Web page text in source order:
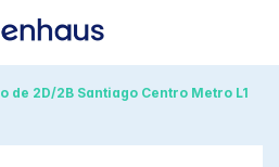
de 2D/2B Santiago Centro Metro L1